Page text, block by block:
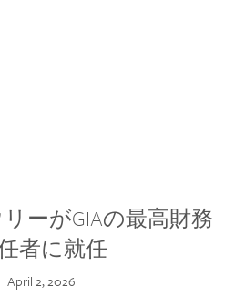
ーがGIAの最高財務
者に就任
April 2, 2026